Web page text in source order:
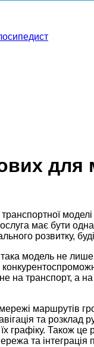
має бути
розвитку,
модель не
транспорт, а
маршрутів
та розклад
графіку. Також
та інтеграція